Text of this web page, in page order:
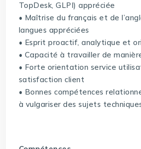
TopDesk, GLPI) appréciée
• Maîtrise du français et de
langues appréciées
• Esprit proactif, analytique et
• Capacité à travailler de
• Forte orientation service
satisfaction client
• Bonnes compétences
à vulgariser des sujets